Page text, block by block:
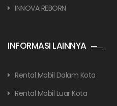
INNOVA REBORN
INFORMASI LAINNYA
Rental Mobil Dalam Kota
Rental Mobil Luar Kota